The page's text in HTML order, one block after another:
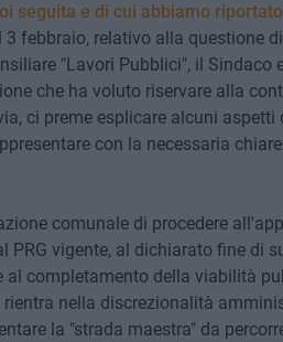
seguita e di cui abbiamo
febbraio, relativo alla questione
"Lavori Pubblici", il Sindaco
che ha voluto riservare alla
ci preme esplicare alcuni aspetti
con la necessaria
comunale di procedere
vigente, al dichiarato fine di
completamento della viabilità
nella discrezionalità
la "strada maestra" da